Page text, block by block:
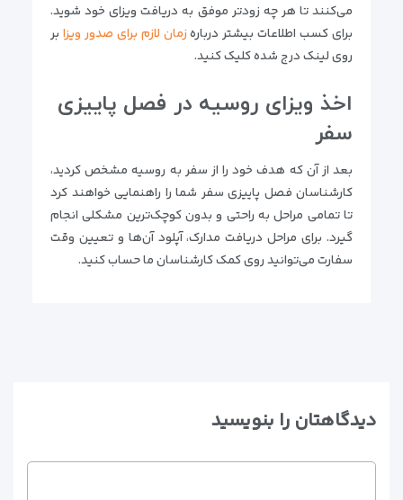
می‌کنند تا هر چه زودتر موفق به دریافت ویزای خود شوید.
برای کسب اطلاعات بیشتر دربارهزمان لازم برای صدور ویزا بر
روی لینک درج شده کلیک کنید.
اخذ ویزای روسیه در فصل پاییزی
سفر
بعد از آن که هدف خود را از سفر به روسیه مشخص کردید،
کارشناسان فصل پاییزی سفر شما را راهنمایی خواهند کرد
تا تمامی مراحل به راحتی و بدون کوچک‌ترین مشکلی انجام
گیرد. برای مراحل دریافت مدارک، آپلود آن‌ها و تعیین وقت
سفارت می‌توانید روی کمک کارشناسان ما حساب کنید.
دیدگاهتان را بنویسید